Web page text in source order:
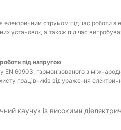
електричним струмом під час роботи з
установок, а також під час
під напругою
EN 60903, гармонізованого з
працівників від ураження
каучук із високими